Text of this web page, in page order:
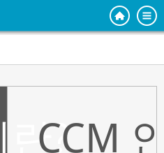
란?
CCM